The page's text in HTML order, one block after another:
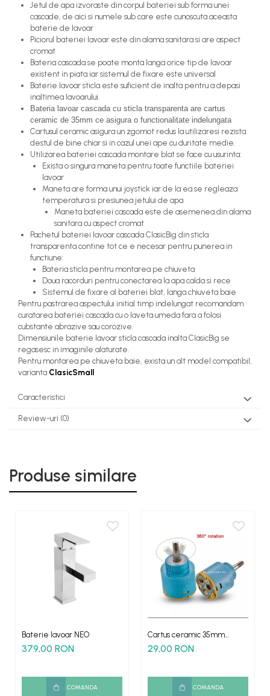
Jetul de apa izvoraste din corpul bateriei sub forma unei
cascade, de aici si numele sub care este cunoscuta aceasta
baterie de lavoar
Piciorul bateriei lavoar este din alama sanitara si are aspect
cromat
Bateria cascada se poate monta langa orice tip de lavoar
existent in piata iar sistemul de fixare este universal
Baterie lavoar sticla este suficient de inalta pentru a depasi
inaltimea lavoarului.
Bateria lavoar cascada cu sticla transparenta are cartus
ceramic de 35mm ce asigura o functionalitate indelungata
Cartusul ceramic asigura un zgomot redus la utilizaresi rezista
destul de bine chiar si in cazul unei ape cu duritate medie.
Utilizarea bateriei cascada montare blat se face cu usurinta:
Exista o singura maneta pentru toate functiile bateriei
lavoar
Maneta are forma unui joystick iar de la ea se regleaza
temperatura si presiunea jetului de apa
Maneta bateriei cascada este de asemenea din alama
sanitara cu aspect cromat
Pachetul bateriei lavoar cascada ClasicBig din sticla
transparenta contine tot ce e necesar pentru punerea in
functiune:
Bateria sticla pentru montarea pe chiuveta
Doua racorduri pentru conectarea la apa calda si rece
Sistemul de fixare al bateriei blat, langa chiuveta baie
Pentru pastrarea aspectului initial timp indelungat recomandam
curatarea bateriei cascada cu o laveta umeda fara a folosi
cubstante abrazive sau corozive.
Dimensiunile baterie lavoar sticla cascada inalta ClasicBig se
regasesc in imaginile alaturate.
Pentru montarea pe chiuveta baie, exista un alt model compatibil,
varianta ClasicSmall
Caracteristici
Review-uri (0)
Produse similare
Baterie lavoar NEO
379,00 RON
COMANDA
Cartus ceramic 35mm
pentru bateriile tip cascada
29,00 RON
COMANDA